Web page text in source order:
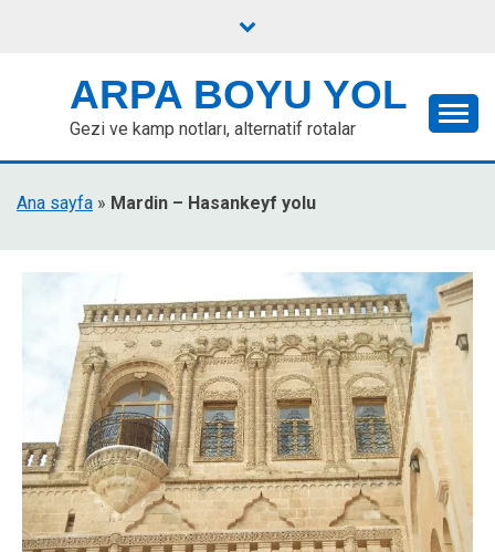
ARPA BOYU YOL
Gezi ve kamp notları, alternatif rotalar
Ana sayfa » Mardin – Hasankeyf yolu